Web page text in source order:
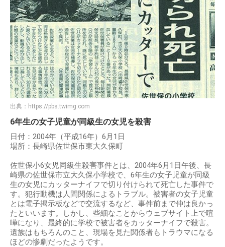
出典： https://pbs.twimg.com
6年生の女子児童が同級生の女児を殺害
日付：2004年（平成16年）6月1日
場所：長崎県佐世保市東大久保町
佐世保小6女児同級生殺害事件とは、2004年6月1日午後、長
崎県の佐世保市立大久保小学校で、6年生の女子児童が同級
生の女児にカッターナイフで切り付けられて死亡した事件で
す。犯行動機は人間関係によるトラブル。被害者の女子児童
とは電子掲示板などで交流するなど、事件前まで仲は良かっ
たといいます。しかし、些細なことからウェブサイト上で喧
嘩になり、最終的に学校で被害者をカッターナイフで殺害。
遺族はもちろんのこと、現場を見た関係者もトラウマになる
ほどの惨劇だったようです。